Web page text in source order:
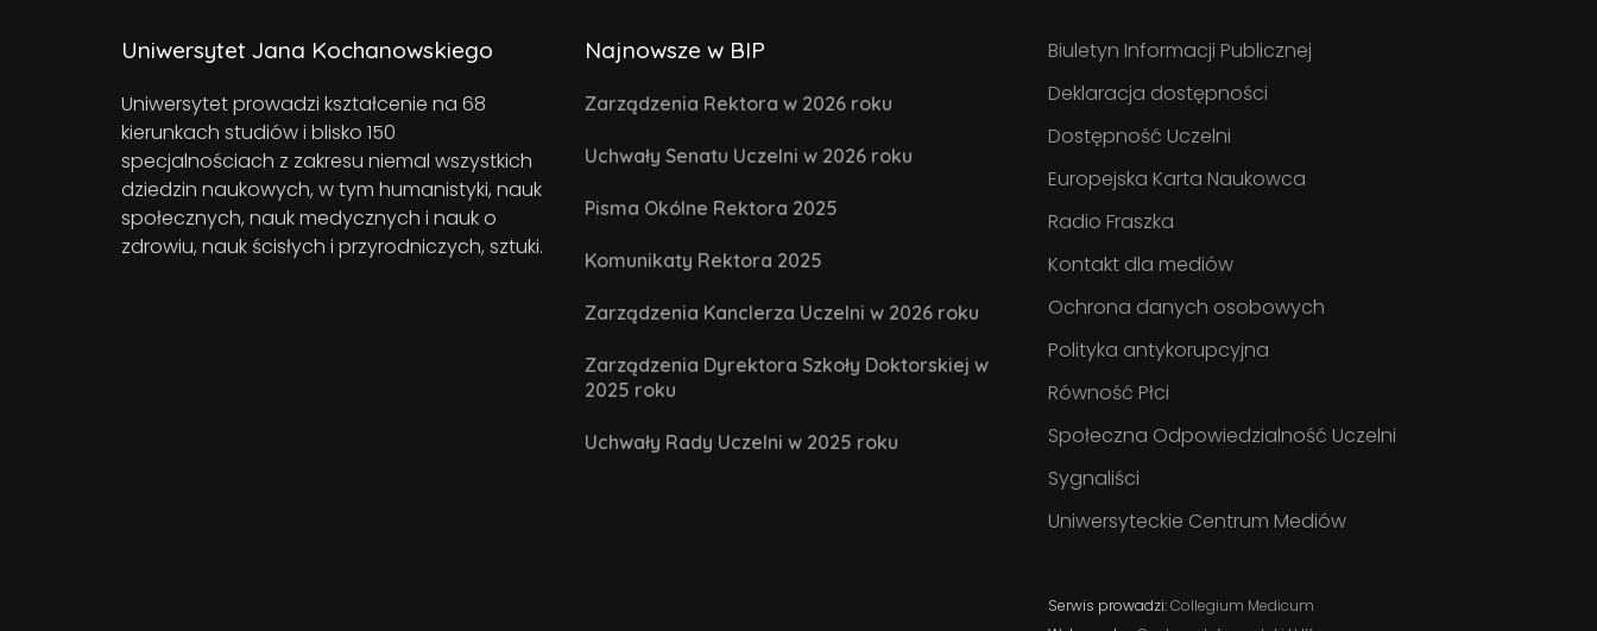
Uniwersytet Jana Kochanowskiego
Uniwersytet prowadzi kształcenie na 68
kierunkach studiów i blisko 150
specjalnościach z zakresu niemal wszystkich
dziedzin naukowych, w tym humanistyki, nauk
społecznych, nauk medycznych i nauk o
zdrowiu, nauk ścisłych i przyrodniczych, sztuki.
Najnowsze w BIP
Zarządzenia Rektora w 2026 roku
Uchwały Senatu Uczelni w 2026 roku
Pisma Okólne Rektora 2025
Komunikaty Rektora 2025
Zarządzenia Kanclerza Uczelni w 2026 roku
Zarządzenia Dyrektora Szkoły Doktorskiej w
2025 roku
Uchwały Rady Uczelni w 2025 roku
Biuletyn Informacji Publicznej
Deklaracja dostępności
Dostępność Uczelni
Europejska Karta Naukowca
Radio Fraszka
Kontakt dla mediów
Ochrona danych osobowych
Polityka antykorupcyjna
Równość Płci
Społeczna Odpowiedzialność Uczelni
Sygnaliści
Uniwersyteckie Centrum Mediów
Serwis prowadzi:Collegium Medicum